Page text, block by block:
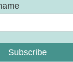
Subscribe